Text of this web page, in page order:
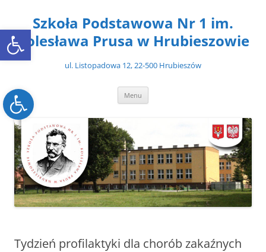
Open toolbar
Open toolbar
treściSzkoła Podstawowa Nr 1 im.
Bolesława Prusa w Hrubieszowie
ul. Listopadowa 12, 22-500 Hrubieszów
Menu
Tydzień profilaktyki dla chorób zakaźnych